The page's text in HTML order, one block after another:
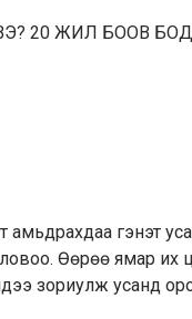
20 ЖИЛ БООВ
гэнэт
Өөрөө ямар
зориулж усанд